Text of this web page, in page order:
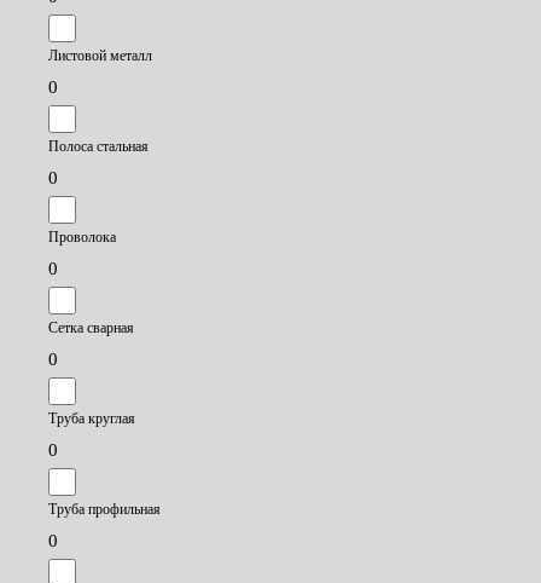
Листовой металл
0
Полоса стальная
0
Проволока
0
Сетка сварная
0
Труба круглая
0
Труба профильная
0